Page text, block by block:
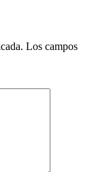
Los campos